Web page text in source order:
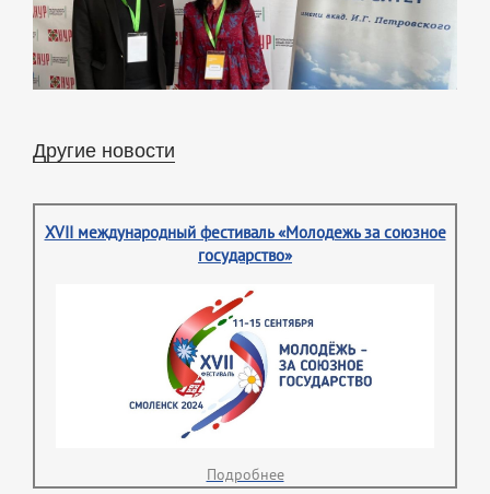
Другие новости
XVII международный фестиваль «Молодежь за союзное
государство»
Подробнее